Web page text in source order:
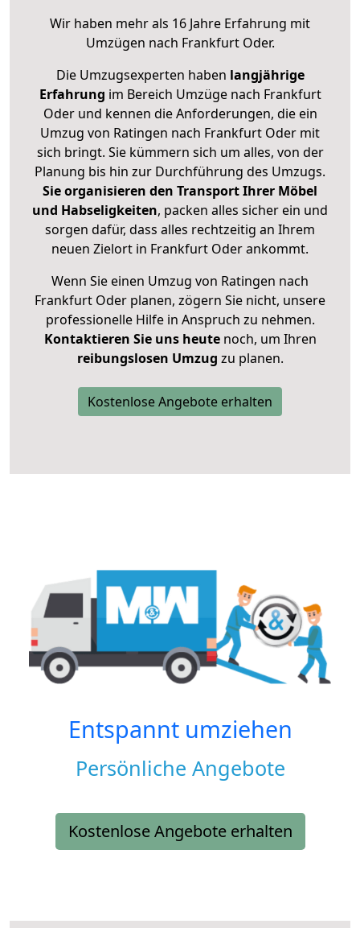
Wir haben mehr als 16 Jahre Erfahrung mit
Umzügen nach Frankfurt Oder.
Die Umzugsexperten haben langjährige
Erfahrung im Bereich Umzüge nach Frankfurt
Oder und kennen die Anforderungen, die ein
Umzug von Ratingen nach Frankfurt Oder mit
sich bringt. Sie kümmern sich um alles, von der
Planung bis hin zur Durchführung des Umzugs.
Sie organisieren den Transport Ihrer Möbel
und Habseligkeiten, packen alles sicher ein und
sorgen dafür, dass alles rechtzeitig an Ihrem
neuen Zielort in Frankfurt Oder ankommt.
Wenn Sie einen Umzug von Ratingen nach
Frankfurt Oder planen, zögern Sie nicht, unsere
professionelle Hilfe in Anspruch zu nehmen.
Kontaktieren Sie uns heutenoch, um Ihren
reibungslosen Umzug zu planen.
Kostenlose Angebote erhalten
Entspannt umziehen
Persönliche Angebote
Kostenlose Angebote erhalten